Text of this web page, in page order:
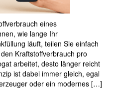
eines
wie lange Ihr
läuft, teilen Sie einfach
Kraftstoffverbrauch pro
arbeitet, desto länger reicht
ist dabei immer gleich, egal
oder ein modernes […]